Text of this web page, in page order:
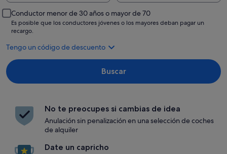
Conductor menor de 30 años o mayor de 70
Es posible que los conductores jóvenes o los mayores deban pagar un
recargo.
Tengo un código de descuento
Buscar
No te preocupes si cambias de idea
Anulación sin penalización en una selección de coches
de alquiler
Date un capricho